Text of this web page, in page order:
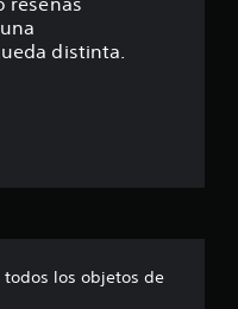
r
e
l
distinta.
todos los objetos de